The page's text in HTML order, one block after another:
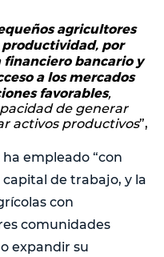
agricultores
productividad, por
bancario y
a los mercados
favorables,
de generar
activos productivos”,
empleado “con
de trabajo, y la
con
comunidades
expandir su